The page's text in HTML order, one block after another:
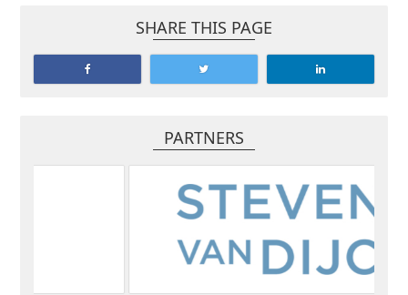
SHARE THIS PAGE
PARTNERS